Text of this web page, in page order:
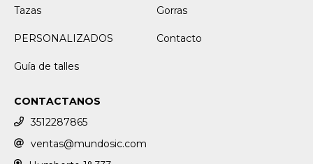
Tazas Gorras
PERSONALIZADOS Contacto
Guía de talles
CONTACTANOS
3512287865
ventas@mundosic.com